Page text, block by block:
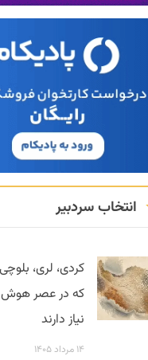
انتخاب سردبیر
کردی، لری،
که در عصر هوش
نیاز دارند
۱۴ مرداد ۱۴۰۵